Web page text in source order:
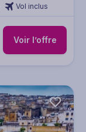
Vol inclus
Voir l’offre